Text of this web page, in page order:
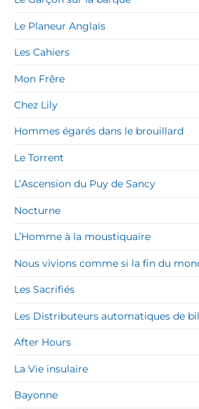
Le Planeur Anglais
Les Cahiers
Mon Frêre
Chez Lily
Hommes égarés dans le brouillard
Le Torrent
L’Ascension du Puy de Sancy
Nocturne
L’Homme à la moustiquaire
Nous vivions comme si la fin du
Les Sacrifiés
Les Distributeurs automatiques de
After Hours
La Vie insulaire
Bayonne